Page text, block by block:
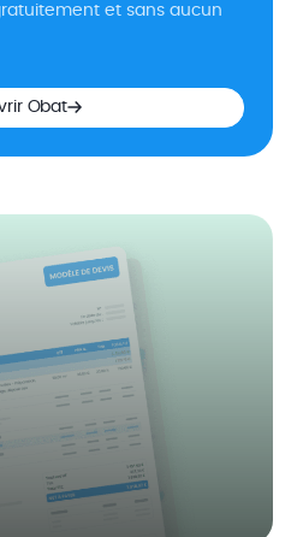
et sans aucun
Obat